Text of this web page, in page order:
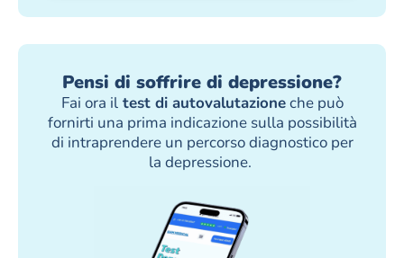
Pensi di soffrire di depressione?
Fai ora iltest di autovalutazioneche può
fornirti una prima indicazione sulla possibilità
di intraprendere un percorso diagnostico per
la depressione.